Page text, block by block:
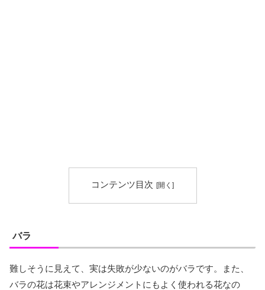
コンテンツ目次
バラ
難しそうに見えて、実は失敗が少ないのがバラです。また、
バラの花は花束やアレンジメントにもよく使われる花なの